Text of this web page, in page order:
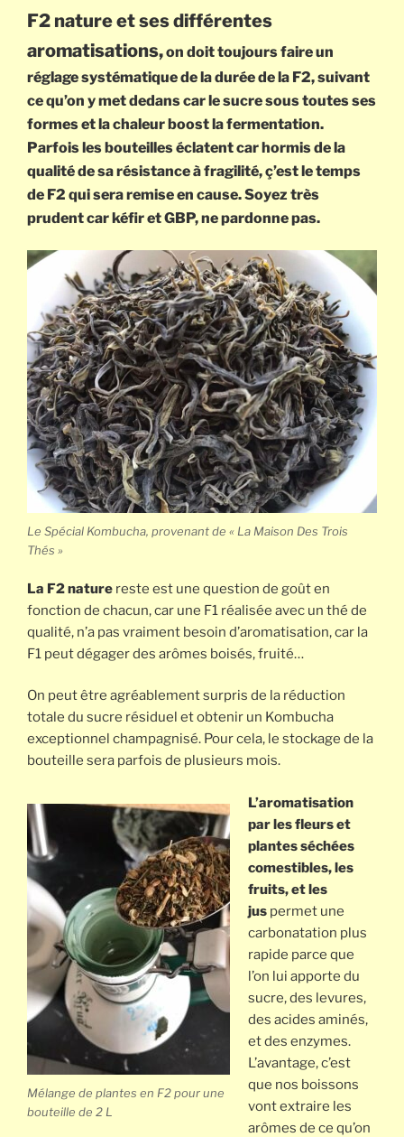
F2 nature et ses différentes
aromatisations,on doit toujours faire un
réglage systématique de la durée de la F2, suivant
ce qu’on y met dedans car le sucre sous toutes ses
formes et la chaleur boost la fermentation.
Parfois les bouteilles éclatent car hormis de la
qualité de sa résistance à fragilité, ç’est le temps
de F2 qui sera remise en cause. Soyez très
prudent car kéfir et GBP, ne pardonne pas.
Le Spécial Kombucha, provenant de « La Maison Des Trois
Thés »
La F2 nature reste est une question de goût en
fonction de chacun, car une F1 réalisée avec un thé de
qualité, n’a pas vraiment besoin d’aromatisation, car la
F1 peut dégager des arômes boisés, fruité…
On peut être agréablement surpris de la réduction
totale du sucre résiduel et obtenir un Kombucha
exceptionnel champagnisé. Pour cela, le stockage de la
bouteille sera parfois de plusieurs mois.
Mélange de plantes en F2 pour une
bouteille de 2 L
L’aromatisation
par les fleurs et
plantes séchées
comestibles, les
fruits, et les
juspermet une
carbonatation plus
rapide parce que
l’on lui apporte du
sucre, des levures,
des acides aminés,
et des enzymes.
L’avantage, c’est
que nos boissons
vont extraire les
arômes de ce qu’on